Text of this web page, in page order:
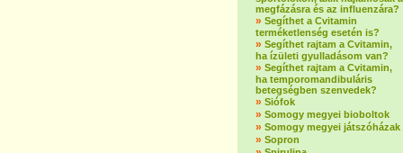
megfázásra és az influenzára?
» Segíthet a Cvitamin
terméketlenség esetén is?
» Segíthet rajtam a Cvitamin,
ha ízületi gyulladásom van?
» Segíthet rajtam a Cvitamin,
ha temporomandibuláris
betegségben szenvedek?
» Siófok
» Somogy megyei bioboltok
» Somogy megyei játszóházak
» Sopron